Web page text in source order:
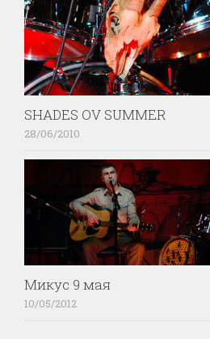
SHADES OV SUMMER
28/06/2010
Микус 9 мая
10/05/2012